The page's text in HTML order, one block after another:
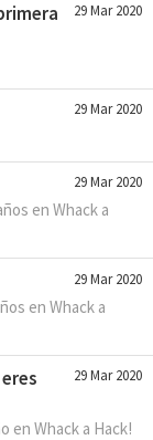
29 Mar 2020
29 Mar 2020
29 Mar 2020
en Whack a
29 Mar 2020
en Whack a
29 Mar 2020
eres
en Whack a Hack!